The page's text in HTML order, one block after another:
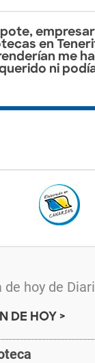
en
me
ni
DE HOY >